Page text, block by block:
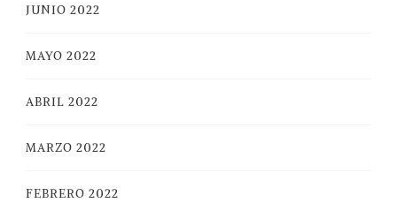
JUNIO 2022
MAYO 2022
ABRIL 2022
MARZO 2022
FEBRERO 2022